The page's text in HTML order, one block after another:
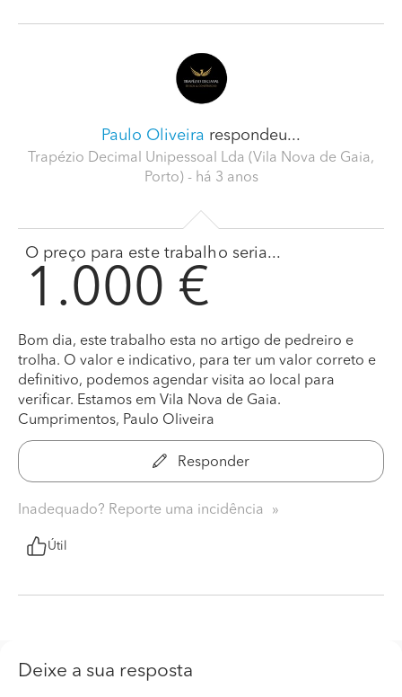
Paulo Oliveira respondeu...
Trapézio Decimal Unipessoal Lda (Vila Nova de Gaia,
Porto) - há 3 anos
O preço para este trabalho seria...
1.000 €
Bom dia, este trabalho esta no artigo de pedreiro e
trolha. O valor e indicativo, para ter um valor correto e
definitivo, podemos agendar visita ao local para
verificar. Estamos em Vila Nova de Gaia.
Cumprimentos, Paulo Oliveira
Responder
Inadequado? Reporte uma incidência
Útil
Deixe a sua resposta